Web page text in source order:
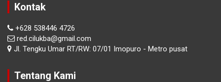
Kontak
+628 538446 4726
red.cilukba@gmail.com
Jl. Tengku Umar RT/RW: 07/01 Imopuro - Metro pusat
Tentang Kami